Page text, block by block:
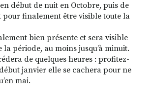
début de nuit en Octobre, puis de
pour finalement être visible toute la
bien présente et sera visible
la période, au moins jusqu’à minuit.
de quelques heures : profitez-
janvier elle se cachera pour ne
mai.